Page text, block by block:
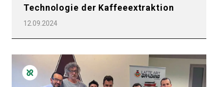
Technologie der Kaffeeextraktion
12.09.2024